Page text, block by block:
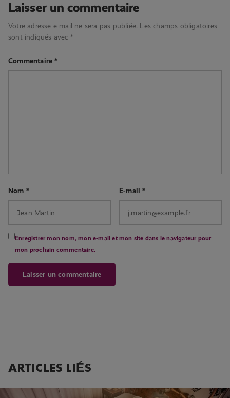
Laisser un commentaire
Votre adresse e-mail ne sera pas publiée. Les champs obligatoires
sont indiqués avec *
Commentaire*
Nom * E-mail*
Enregistrer mon nom, mon e-mail et mon site dans le navigateur pour
mon prochain commentaire.
ARTICLES LIÉS